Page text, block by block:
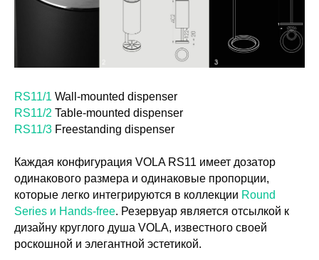
RS11/1 Wall-mounted dispenser
RS11/2 Table-mounted dispenser
RS11/3 Freestanding dispenser
Каждая конфигурация VOLA RS11 имеет дозатор
одинакового размера и одинаковые пропорции,
которые легко интегрируются в коллекции Round
Series и Hands-free. Резервуар является отсылкой к
дизайну круглого душа VOLA, известного своей
роскошной и элегантной эстетикой.